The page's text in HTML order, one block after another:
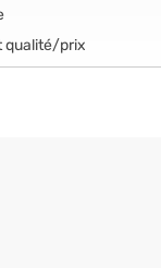
qualité/prix